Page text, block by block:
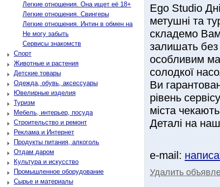
Легкие отношения. Она ищет её 18+
Легкие отношения. Свингеры
Легкие отношения. Интин в обмен на
Не могу забыть
Сервисы знакомств
Спорт
Животные и растения
Детские товары
Одежда, обувь, аксессуары
Ювелирные изделия
Туризм
Мебель, интерьер, посуда
Строительство и ремонт
Реклама и Интернет
Продукты питания, алкоголь
Отдам даром
Культура и искусство
Промышленное оборудование
Сырье и материалы
Ego Studio
метушні та
складемо Вам
залишать
особливим
солодкої
Ви
рівень
міста
Деталі на
e-mail:
Удалить